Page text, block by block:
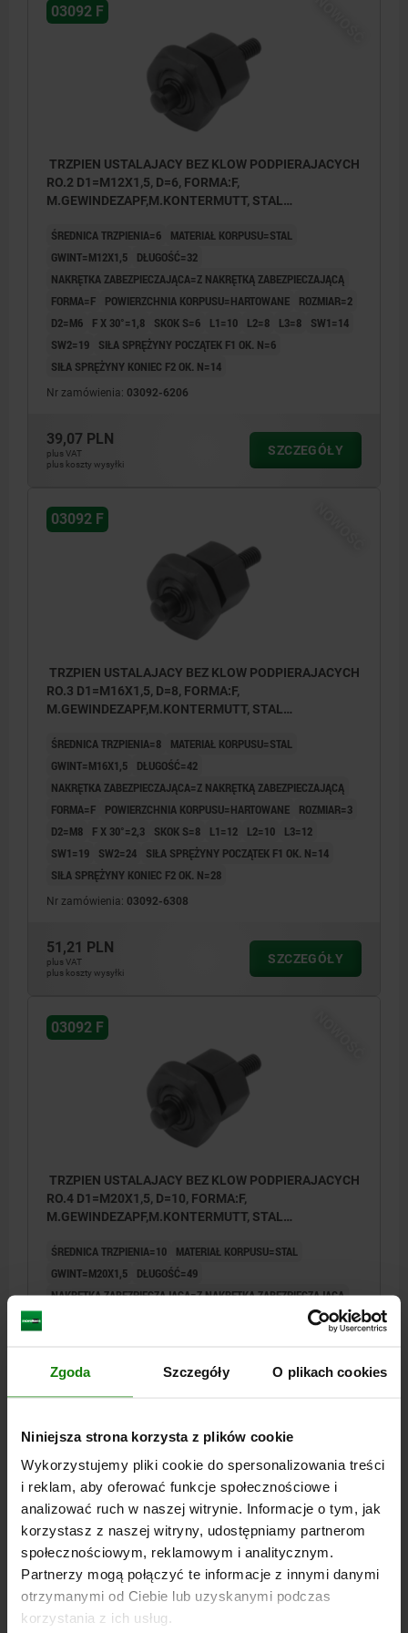
Zgoda Szczegóły O plikach cookies
Niniejsza strona korzysta z plików cookie
Wykorzystujemy pliki cookie do spersonalizowania treści
i reklam, aby oferować funkcje społecznościowe i
analizować ruch w naszej witrynie. Informacje o tym, jak
korzystasz z naszej witryny, udostępniamy partnerom
społecznościowym, reklamowym i analitycznym.
Partnerzy mogą połączyć te informacje z innymi danymi
otrzymanymi od Ciebie lub uzyskanymi podczas
korzystania z ich usług.
03092 F
TRZPIEN USTALAJACY BEZ KLOW PODPIERAJACYCH
RO.2 D1=M12X1,5, D=6, FORMA:F,
M.GEWINDEZAPF,M.KONTERMUTT, STAL
ŚREDNICA TRZPIENIA=6
MATERIAŁ KORPUSU=STAL
GWINT=M12X1,5
DŁUGOŚĆ=32
NAKRĘTKA ZABEZPIECZAJĄCA=Z NAKRĘTKĄ ZABEZPIECZAJĄCĄ
FORMA=F
POWIERZCHNIA KORPUSU=HARTOWANE
ROZMIAR=2
D2=M6
F X 30°=1,8 SKOK S=6 L1=10 L2=8 L3=8
SW1=14
SW2=19
SIŁA SPRĘŻYNY POCZĄTEK F1 OK. N=6
SIŁA SPRĘŻYNY KONIEC F2 OK. N=14
Nr zamówienia: 03092-6206
39,07 PLN
plus VAT
plus koszty wysyłki
SZCZEGÓŁY
03092 F
TRZPIEN USTALAJACY BEZ KLOW PODPIERAJACYCH
RO.3 D1=M16X1,5, D=8, FORMA:F,
M.GEWINDEZAPF,M.KONTERMUTT, STAL
ŚREDNICA TRZPIENIA=8
MATERIAŁ KORPUSU=STAL
GWINT=M16X1,5
DŁUGOŚĆ=42
NAKRĘTKA ZABEZPIECZAJĄCA=Z NAKRĘTKĄ ZABEZPIECZAJĄCĄ
FORMA=F
POWIERZCHNIA KORPUSU=HARTOWANE
ROZMIAR=3
D2=M8
F X 30°=2,3 SKOK S=8 L1=12 L2=10
L3=12
SW1=19
SW2=24
SIŁA SPRĘŻYNY POCZĄTEK F1 OK. N=14
SIŁA SPRĘŻYNY KONIEC F2 OK. N=28
Nr zamówienia: 03092-6308
51,21 PLN
plus VAT
plus koszty wysyłki
SZCZEGÓŁY
03092 F
TRZPIEN USTALAJACY BEZ KLOW PODPIERAJACYCH
RO.4 D1=M20X1,5, D=10, FORMA:F,
M.GEWINDEZAPF,M.KONTERMUTT, STAL
ŚREDNICA TRZPIENIA=10
MATERIAŁ KORPUSU=STAL
GWINT=M20X1,5
DŁUGOŚĆ=49
NAKRĘTKA ZABEZPIECZAJĄCA=Z NAKRĘTKĄ ZABEZPIECZAJĄCĄ
ROZMIAR=4
SIŁA SPRĘŻYNY KONIEC F2 OK. N=32
plus VAT
plus koszty wysyłki
SZCZEGÓŁY
NOWOŚĆ
03092 F